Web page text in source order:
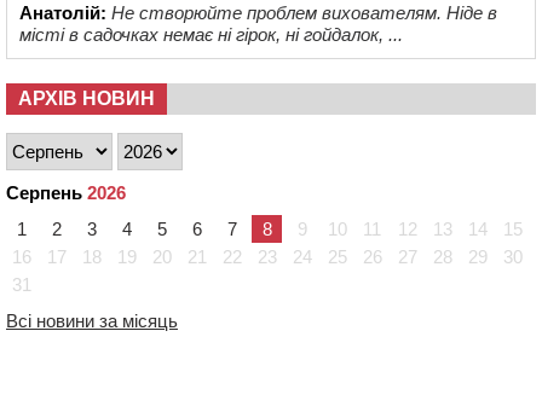
Анатолій: Не створюйте проблем вихователям. Ніде в
місті в садочках немає ні гірок, ні гойдалок, ...
АРХІВ НОВИН
Серпень 2026
1
2 3 4 5 6 7 8 9 10 11 12 13 14
15
16
17 18 19 20 21 22 23 24 25 26 27 28 29
30
31
Всі новини за місяць